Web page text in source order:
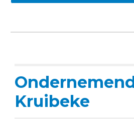
Kruibeke